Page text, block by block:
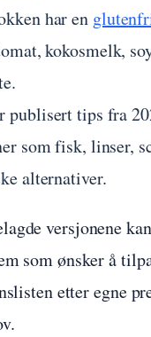
har en
kokosmelk,
publisert tips fra
som fisk, linser,
alternativer.
versjonene
som ønsker å
etter egne